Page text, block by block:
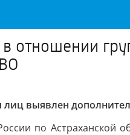
отношении
лиц выявлен
по Астраханской